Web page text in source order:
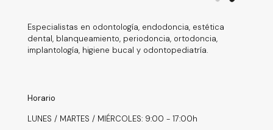
Especialistas en odontología, endodoncia, estética
dental, blanqueamiento, periodoncia, ortodoncia,
implantología, higiene bucal y odontopediatría.
Horario
LUNES / MARTES / MIÉRCOLES: 9:00 - 17:00h